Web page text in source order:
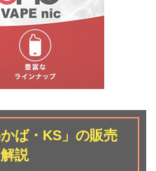
ば・KS」の販売
説